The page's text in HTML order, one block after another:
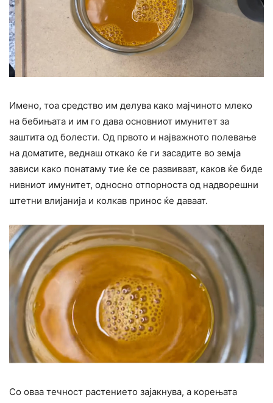
Имено, тоа средство им делува како мајчиното млеко
на бебињата и им го дава основниот имунитет за
заштита од болести. Од првото и најважното полевање
на доматите, веднаш откако ќе ги засадите во земја
зависи како понатаму тие ќе се развиваат, каков ќе биде
нивниот имунитет, односно отпорноста од надворешни
штетни влијанија и колкав принос ќе даваат.
Со оваа течност растението зајакнува, а корењата